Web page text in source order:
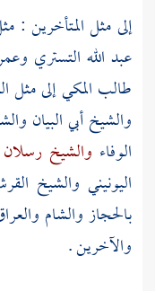
إلى مثل المتأخرين :
عبد الله التستري
طالب المكيإلى مثل
والشيخ أبي البيان
الوفاء والشيخ رسلان
اليونيني والشيخ
بالحجازوالشام
والآخرين .